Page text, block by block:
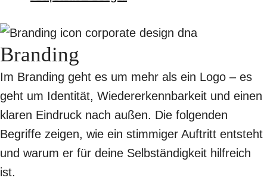
Branding
Im Branding geht es um mehr als ein Logo – es
geht um Identität, Wiedererkennbarkeit und einen
klaren Eindruck nach außen. Die folgenden
Begriffe zeigen, wie ein stimmiger Auftritt entsteht
und warum er für deine Selbständigkeit hilfreich
ist.